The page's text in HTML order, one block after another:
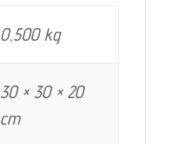
0,500 kg
30 × 30 × 20
cm